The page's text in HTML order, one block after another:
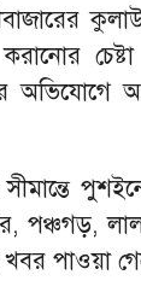
করানোর
অভিযোগে
সীমান্তে
পঞ্চগড়,
পাওয়া